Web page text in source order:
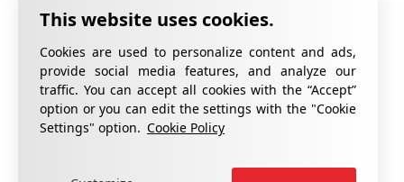
Cookies are used to personalize content and ads,
provide social media features, and analyze our
traffic. You can accept all cookies with the “Accept”
option or you can edit the settings with the "Cookie
Settings" option. Cookie Policy
Privacy Policy
Information on KVKK